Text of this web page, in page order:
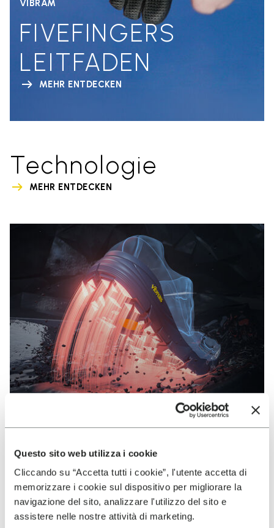
Questo sito web utilizza i cookie
Cliccando su “Accetta tutti i cookie”, l'utente accetta di
memorizzare i cookie sul dispositivo per migliorare la
navigazione del sito, analizzare l'utilizzo del sito e
assistere nelle nostre attività di marketing.
VIBRAM
FIVEFINGERS
LEITFADEN
MEHR ENTDECKEN
Technologie
MEHR ENTDECKEN
VIBRAM
MEGAGRIP
MEHR ENTDECKEN